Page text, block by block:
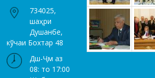
734025,
шаҳри
Душанбе,
кўчаи Бохтар 48
Дш-Ҷм аз
08: то 17:00